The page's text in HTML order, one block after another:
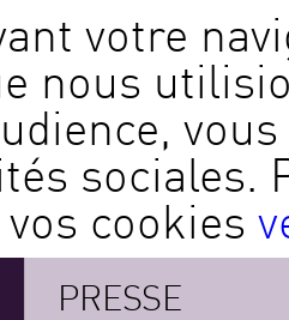
votre
nous
sociales.
cookies
PRESSE